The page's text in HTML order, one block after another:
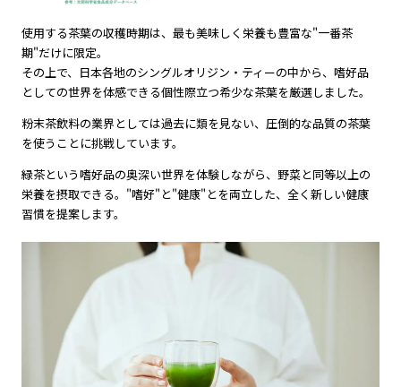
使用する茶葉の収穫時期は、最も美味しく栄養も豊富な"一番茶
期"だけに限定。
その上で、日本各地のシングルオリジン・ティーの中から、嗜好品
としての世界を体感できる個性際立つ希少な茶葉を厳選しました。
粉末茶飲料の業界としては過去に類を見ない、圧倒的な品質の茶葉
を使うことに挑戦しています。
緑茶という嗜好品の奥深い世界を体験しながら、野菜と同等以上の
栄養を摂取できる。"嗜好"と"健康"とを両立した、全く新しい健康
習慣を提案します。